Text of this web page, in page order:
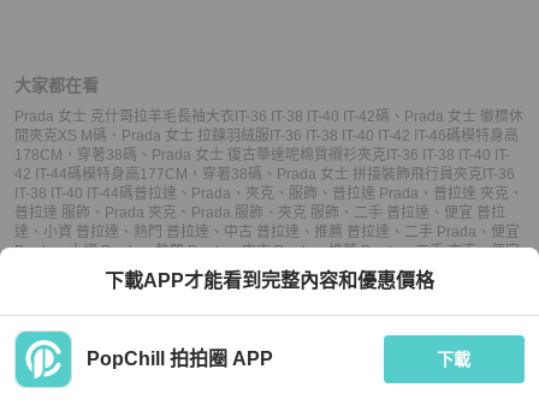
大家都在看
Prada 女士 克什哥拉羊毛長袖大衣IT-36 IT-38 IT-40 IT-42碼 、 Prada 女士 徽標休
閒夾克XS M碼 、 Prada 女士 拉鍊羽絨服IT-36 IT-38 IT-40 IT-42 IT-46碼模特身高
178CM，穿著38碼 、 Prada 女士 復古華達呢棉質襯衫夾克IT-36 IT-38 IT-40 IT-
42 IT-44碼模特身高177CM，穿著38碼 、 Prada 女士 拼接裝飾飛行員夾克IT-36
IT-38 IT-40 IT-44碼普拉達 、 Prada 、 夾克 、 服飾 、 普拉達 Prada 、 普拉達 夾克 、
普拉達 服飾 、 Prada 夾克 、 Prada 服飾 、 夾克 服飾 、 二手 普拉達 、 便宜 普拉
達 、 小資 普拉達 、 熱門 普拉達 、 中古 普拉達 、 推薦 普拉達 、 二手 Prada 、 便宜
Prada、小資 Prada、熱門 Prada、中古 Prada、推薦 Prada、二手 夾克、便宜
小資 夾克、熱門 夾克 、中古 夾克、推薦 夾克、二手 服飾、
熱門 服飾、 中古 服飾、推薦 服飾
下載APP才能看到完整內容和優惠價格
PopChill 拍拍圈 APP 下載